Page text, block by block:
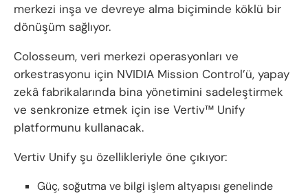
merkezi inşa ve devreye alma biçiminde köklü bir
dönüşüm sağlıyor.
Colosseum, veri merkezi operasyonları ve
orkestrasyonu için NVIDIA Mission Control’ü, yapay
zekâ fabrikalarında bina yönetimini sadeleştirmek
ve senkronize etmek için ise Vertiv™ Unify
platformunu kullanacak.
Vertiv Unify şu özellikleriyle öne çıkıyor:
Güç, soğutma ve bilgi işlem altyapısı genelinde